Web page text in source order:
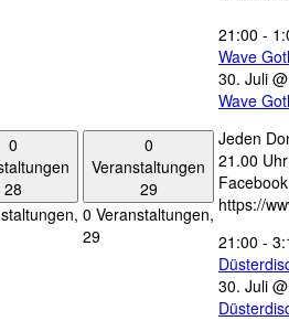
0
28
0
Veranstaltungen
29
0 Veranstaltungen,
29
21:00 -
Wave
30. Juli
Wave
Jeden
21.00
https://
21:00 -
30. Juli